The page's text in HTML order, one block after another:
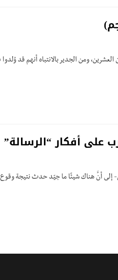
على أفكار “الرسالة”
إلى أنَّ هناك شيئًا ما جيّد حدث نتيجة وقوع